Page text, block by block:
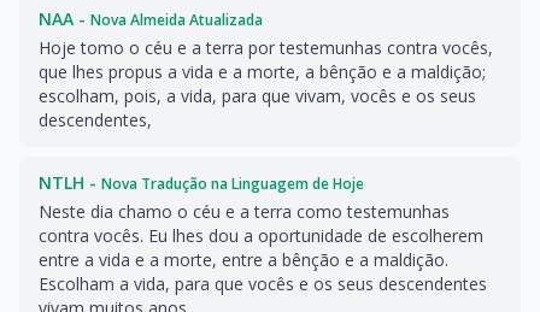
NAA - Nova Almeida Atualizada
Hoje tomo o céu e a terra por testemunhas contra vocês,
que lhes propus a vida e a morte, a bênção e a maldição;
escolham, pois, a vida, para que vivam, vocês e os seus
descendentes,
NTLH - Nova Tradução na Linguagem de Hoje
Neste dia chamo o céu e a terra como testemunhas
contra vocês. Eu lhes dou a oportunidade de escolherem
entre a vida e a morte, entre a bênção e a maldição.
Escolham a vida, para que vocês e os seus descendentes